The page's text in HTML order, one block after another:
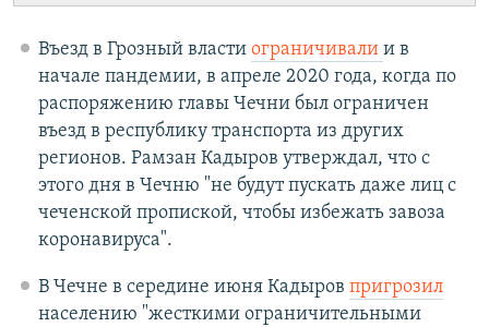
Въезд в Грозный власти ограничивали и в
начале пандемии, в апреле 2020 года, когда по
распоряжению главы Чечни был ограничен
въезд в республику транспорта из других
регионов. Рамзан Кадыров утверждал, что с
этого дня в Чечню "не будут пускать даже лиц с
чеченской пропиской, чтобы избежать завоза
коронавируса".
В Чечне в середине июня Кадыров пригрозил
населению "жесткими ограничительными